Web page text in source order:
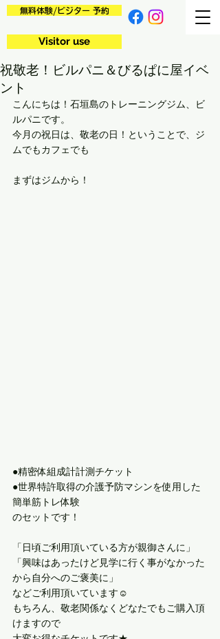
無料体験/ビジター 予約
Visitor use
祝敬老！ビルパニ＆びるぱに屋イベ
ント
こんにちは！石垣島のトレーニングジム、ビ
ルパニです。
今月の祝日は、敬老の日！ということで、ジ
ムでもカフェでも
まずはジムから！
●精密体組成計計測チケット
●世界特許取得の介護予防マシンを使用した
簡単筋トレ体験
のセットです！
「日頃ご利用頂いている方が親御さんに」
「興味はあったけど見学に行く事がなかった
から自分へのご褒美に」
などご利用頂いています☺︎
もちろん、敬老関係なくどなたでもご購入頂
けますので